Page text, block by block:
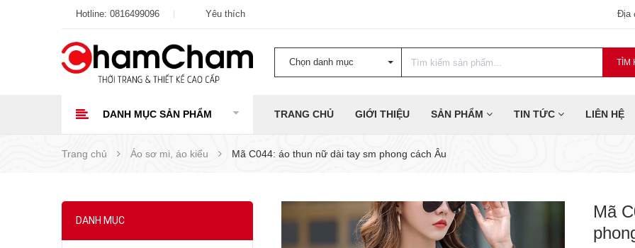
Hotline: 0816499096 Yêu thích Địa
Chọn danh mục TÌM
DANH MỤC SẢN PHẨM TRANG CHỦ GIỚI THIỆU SẢN PHẨM TIN TỨC LIÊN HỆ
Trang chủ Áo sơ mi, áo kiểu Mã C044: áo thun nữ dài tay sm phong cách Âu
DANH MỤC
Mã